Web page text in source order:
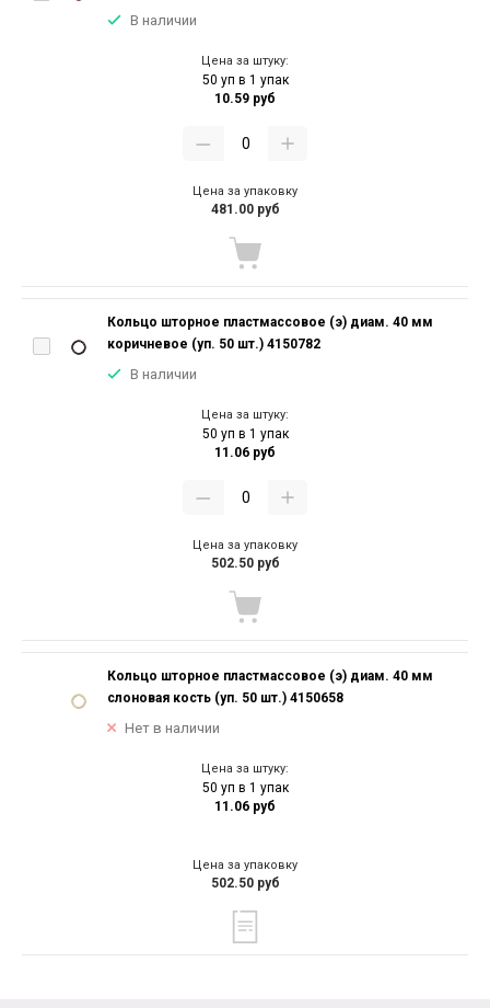
В наличии
Цена за штуку:
50 уп в 1 упак
10.59 руб
Цена за упаковку
481.00 руб
Кольцо шторное пластмассовое (э) диам. 40 мм
коричневое (уп. 50 шт.) 4150782
В наличии
Цена за штуку:
50 уп в 1 упак
11.06 руб
Цена за упаковку
502.50 руб
Кольцо шторное пластмассовое (э) диам. 40 мм
слоновая кость (уп. 50 шт.) 4150658
Нет в наличии
Цена за штуку:
50 уп в 1 упак
11.06 руб
Цена за упаковку
502.50 руб